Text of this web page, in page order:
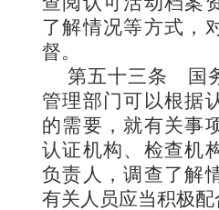
了解情况等方式，
督。
第五十三条
国
管理部门可以根据
的需要，就有关事
认证机构、检查机
负责人，调查了解
有关人员应当积极配